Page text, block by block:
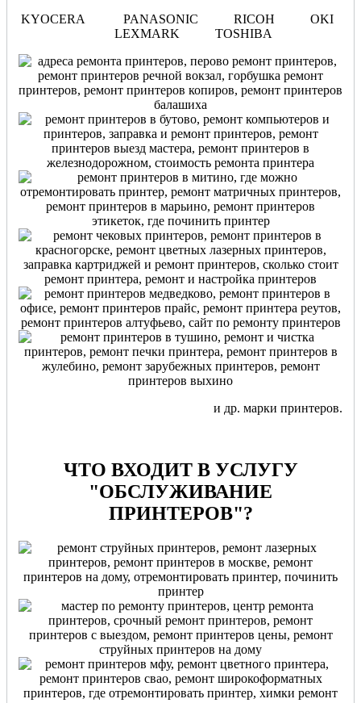
KYOCERA PANASONIC RICOH OKI
LEXMARK TOSHIBA
и др. марки принтеров.
ЧТО ВХОДИТ В УСЛУГУ
"ОБСЛУЖИВАНИЕ
ПРИНТЕРОВ"?